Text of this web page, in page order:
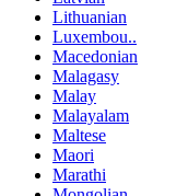
Lithuanian
Luxembou..
Macedonian
Malagasy
Malay
Malayalam
Maltese
Maori
Marathi